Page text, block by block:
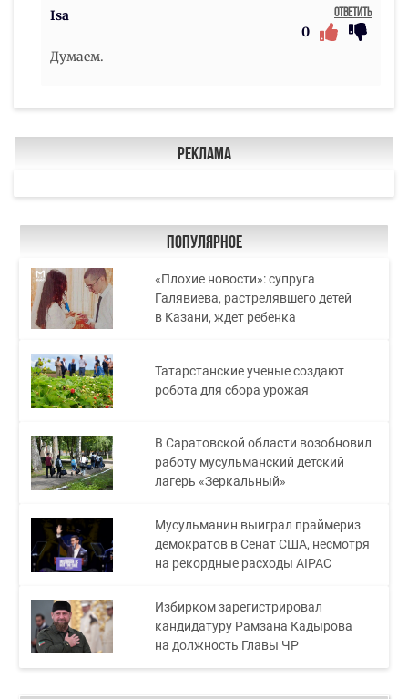
Isa
Ответить
0
Думаем.
Реклама
Популярное
«Плохие новости»: супруга
Галявиева, растрелявшего детей
в Казани, ждет ребенка
Татарстанские ученые создают
робота для сбора урожая
В Саратовской области возобновил
работу мусульманский детский
лагерь «Зеркальный»
Мусульманин выиграл праймериз
демократов в Сенат США, несмотря
на рекордные расходы AIPAC
Избирком зарегистрировал
кандидатуру Рамзана Кадырова
на должность Главы ЧР